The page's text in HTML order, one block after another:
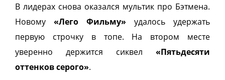
В лидерах снова оказался мультик про Бэтмена.
Новому «Лего Фильму» удалось удержать
первую строчку в топе. На втором месте
уверенно держится сиквел «Пятьдесяти
оттенков серого».